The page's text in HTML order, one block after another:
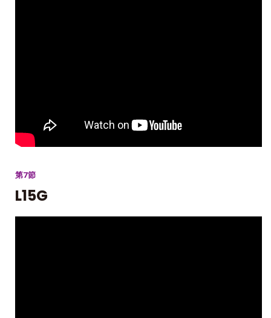
第7節
L15G